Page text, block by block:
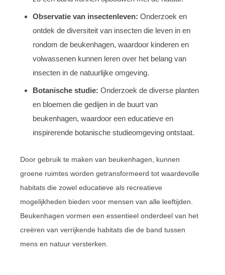
Observatie van insectenleven: Onderzoek en
ontdek de diversiteit van insecten die leven in en
rondom de beukenhagen, waardoor kinderen en
volwassenen kunnen leren over het belang van
insecten in de natuurlijke omgeving.
Botanische studie: Onderzoek de diverse planten
en bloemen die gedijen in de buurt van
beukenhagen, waardoor een educatieve en
inspirerende botanische studieomgeving ontstaat.
Door gebruik te maken van beukenhagen, kunnen
groene ruimtes worden getransformeerd tot waardevolle
habitats die zowel educatieve als recreatieve
mogelijkheden bieden voor mensen van alle leeftijden.
Beukenhagen vormen een essentieel onderdeel van het
creëren van verrijkende habitats die de band tussen
mens en natuur versterken.